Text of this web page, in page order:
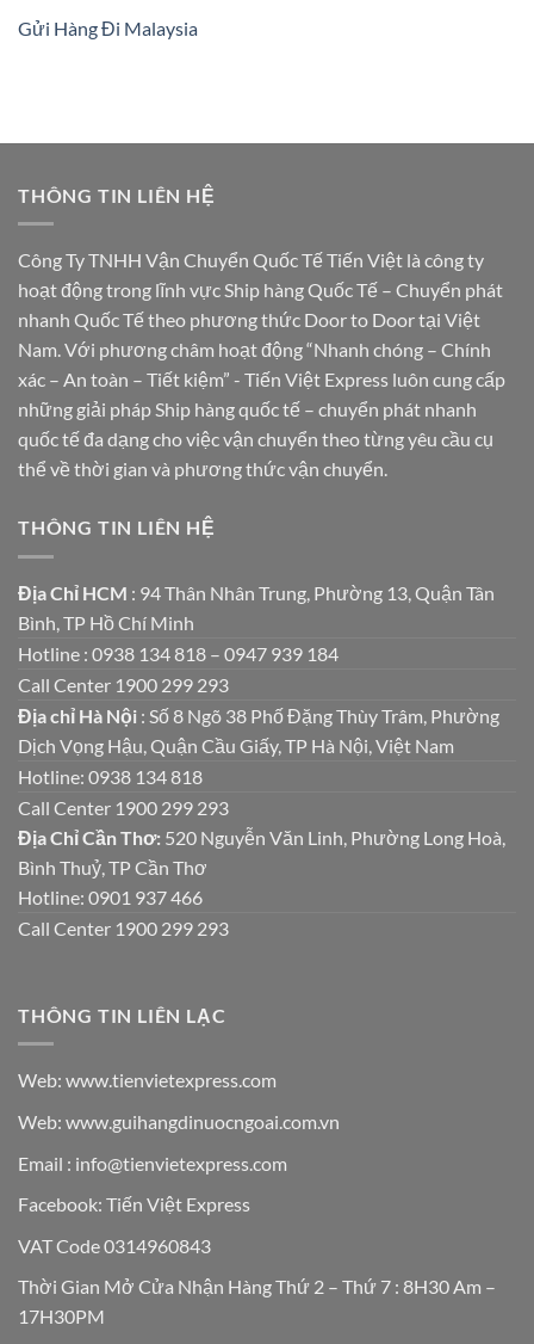
Gửi Hàng Đi Malaysia
THÔNG TIN LIÊN HỆ
Công Ty TNHH Vận Chuyển Quốc Tế Tiến Việt là công ty
hoạt động trong lĩnh vực Ship hàng Quốc Tế – Chuyển phát
nhanh Quốc Tế theo phương thức Door to Door tại Việt
Nam. Với phương châm hoạt động “Nhanh chóng – Chính
xác – An toàn – Tiết kiệm” - Tiến Việt Express luôn cung cấp
những giải pháp Ship hàng quốc tế – chuyển phát nhanh
quốc tế đa dạng cho việc vận chuyển theo từng yêu cầu cụ
thể về thời gian và phương thức vận chuyển.
THÔNG TIN LIÊN HỆ
Địa Chỉ HCM : 94 Thân Nhân Trung, Phường 13, Quận Tân
Bình, TP Hồ Chí Minh
Hotline : 0938 134 818 – 0947 939 184
Call Center 1900 299 293
Địa chỉ Hà Nội : Số 8 Ngõ 38 Phố Đặng Thùy Trâm, Phường
Dịch Vọng Hậu, Quận Cầu Giấy, TP Hà Nội, Việt Nam
Hotline: 0938 134 818
Call Center 1900 299 293
Địa Chỉ Cần Thơ: 520 Nguyễn Văn Linh, Phường Long Hoà,
Bình Thuỷ, TP Cần Thơ
Hotline: 0901 937 466
Call Center 1900 299 293
THÔNG TIN LIÊN LẠC
Web: www.tienvietexpress.com
Web: www.guihangdinuocngoai.com.vn
Email : info@tienvietexpress.com
Facebook: Tiến Việt Express
VAT Code 0314960843
Thời Gian Mở Cửa Nhận Hàng Thứ 2 – Thứ 7 : 8H30 Am –
17H30PM